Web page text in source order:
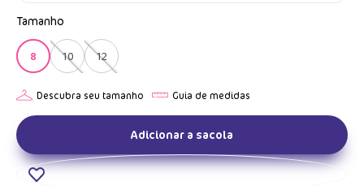
Tamanho
8 10 12
Adicionar a sacola